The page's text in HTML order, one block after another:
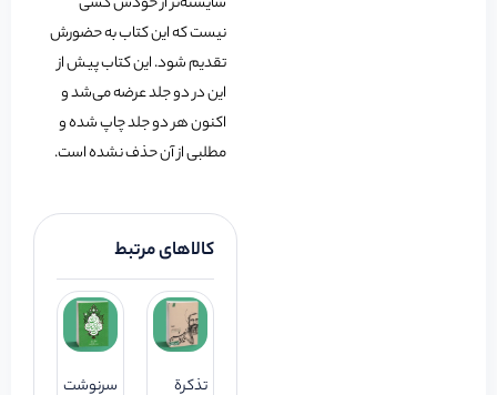
نیست که این کتاب به حضورش
تقدیم شود. این کتاب پیش از
این در دو جلد عرضه می‌شد و
اکنون هر دو جلد چاپ شده و
مطلبی از آن حذف نشده است.
کالاهای مرتبط
تذکرة
سرنوشت